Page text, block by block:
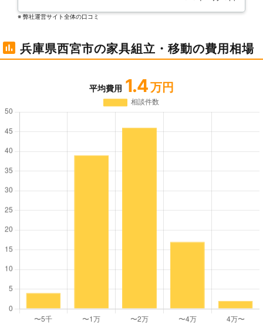
※ 弊社運営サイト全体の⼝コミ
兵庫県西宮市の家具組立・移動の費用相場
平均費用 1.4 万円